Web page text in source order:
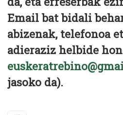
Email bat bidali
abizenak, telefonoa
adieraziz helbide
jasoko da).